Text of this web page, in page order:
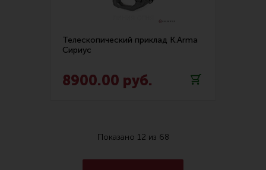
Телескопический приклад K.Arma
Сириус
8900.00 руб.
Показано 12 из 68